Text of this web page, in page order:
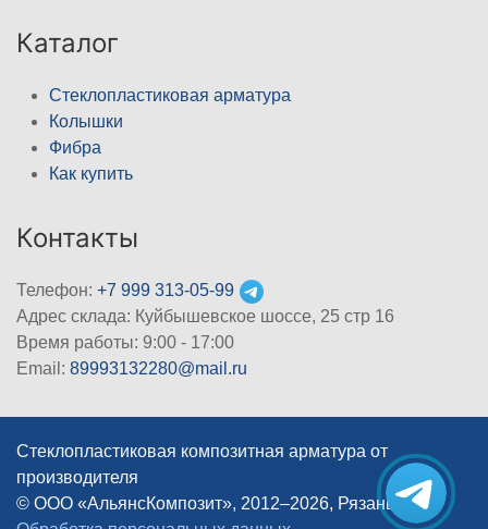
Каталог
Стеклопластиковая арматура
Колышки
Фибра
Как купить
Контакты
Телефон: +7 999 313-05-99
Адрес склада: Куйбышевское шоссе, 25 стр 16
Время работы: 9:00 - 17:00
Email: 89993132280@mail.ru
Стеклопластиковая композитная арматура от
производителя
© ООО «АльянсКомпозит», 2012–2026, Рязань